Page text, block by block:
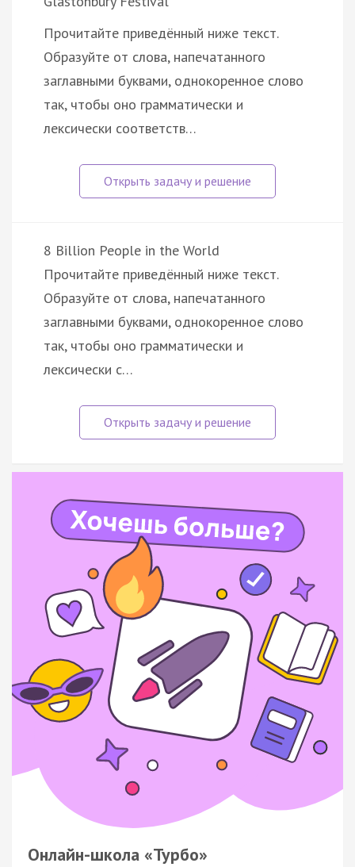
Прочитайте приведённый ниже текст.
Образуйте от слова, напечатанного
заглавными буквами, однокоренное слово
так, чтобы оно грамматически и
лексически соответств…
8 Billion People in the World
Прочитайте приведённый ниже текст.
Образуйте от слова, напечатанного
заглавными буквами, однокоренное слово
так, чтобы оно грамматически и
лексически с…
Онлайн-школа «Турбо»